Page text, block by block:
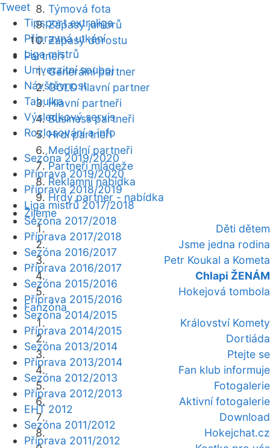
Týmová fota
Zápasy juniorů
Zápasy dorostu
Partneři
Generální partner
GOLD hlavní partner
Hlavní partneři
Business partneři
Hrdí partneři
Mediální partneři
Partneři mládeže
Reklamní nabídka
Hrdý partner - nabídka
Žijeme
Děti dětem
Jsme jedna rodina
Petr Koukal a Kometa
Chlapi ŽENÁM
Hokejová tombola
Fanzóna
Království Komety
Dortiáda
Ptejte se
Fan klub informuje
Fotogalerie
Aktivní fotogalerie
Download
Hokejchat.cz
Tweet
Tipsport extraliga
Přípravná utkání
Liga mistrů
Univerzitní souboj
Návštěvnost
Tabulka
Výsledkový servis
Rozlosování a info
Sezóna 2019/2020
Příprava 2019/2020
Příprava 2018/2019
Liga mistrů 2017/2018
Sezóna 2017/2018
Příprava 2017/2018
Sezóna 2016/2017
Příprava 2016/2017
Sezóna 2015/2016
Příprava 2015/2016
Sezóna 2014/2015
Příprava 2014/2015
Sezóna 2013/2014
Příprava 2013/2014
Sezóna 2012/2013
Příprava 2012/2013
EHT 2012
Sezóna 2011/2012
Příprava 2011/2012